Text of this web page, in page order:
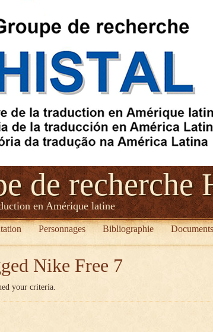
de recherche
en Amérique latine
Personnages Bibliographie Documents
Nike Free 7
your criteria.